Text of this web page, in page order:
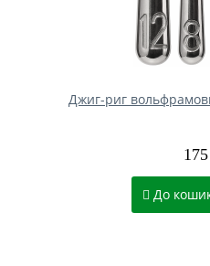
Джиг-риг
До